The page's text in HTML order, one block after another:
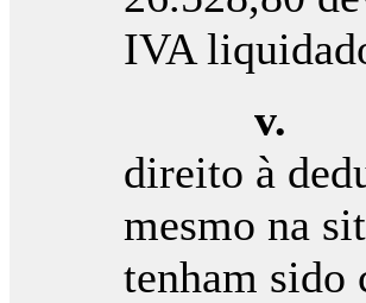
IVA
direito à
mesmo na
tenham sido